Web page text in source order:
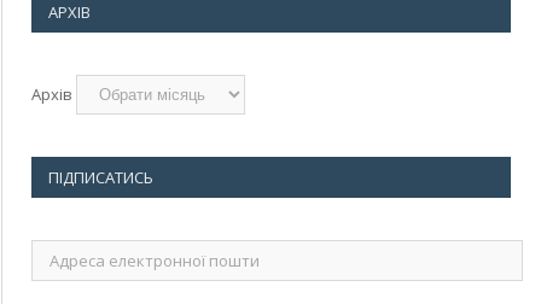
АРХІВ
Архів
ПІДПИСАТИСЬ
Адреса
електронної